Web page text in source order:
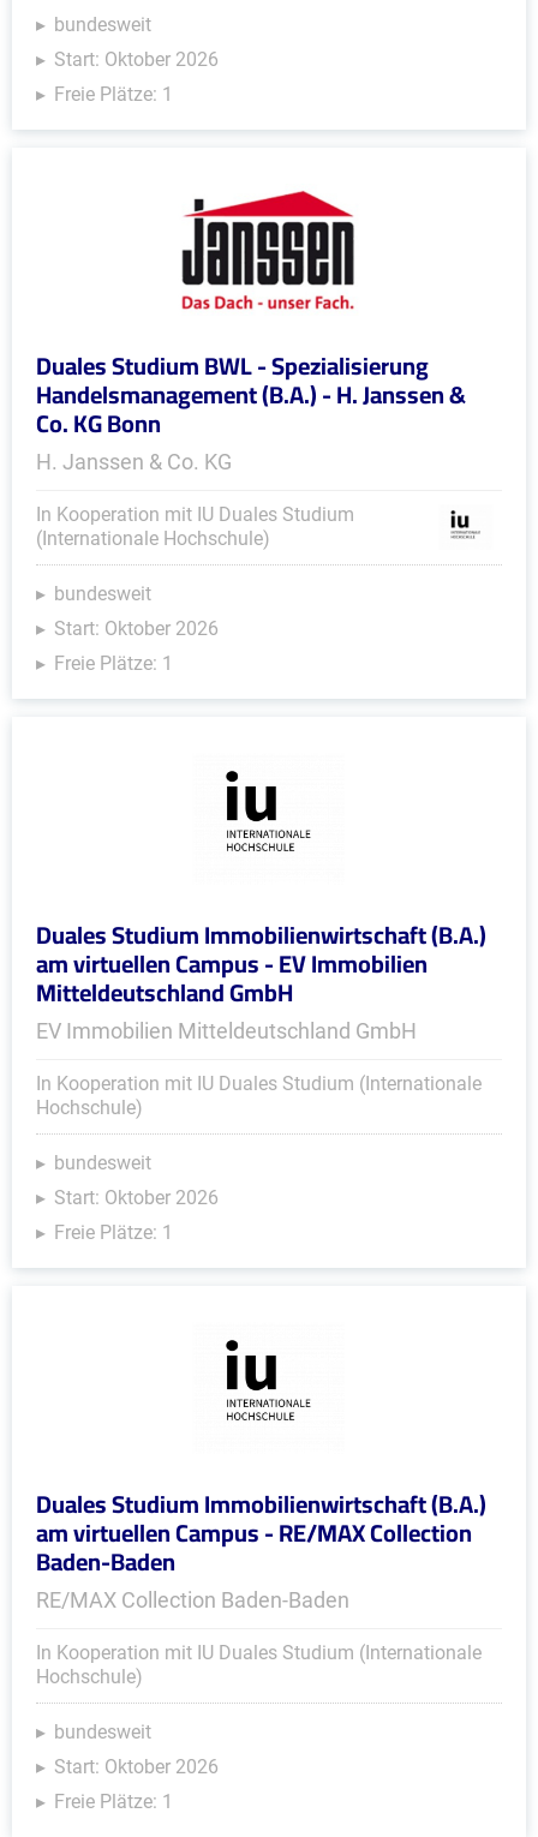
bundesweit
Start: Oktober 2026
Freie Plätze: 1
Duales Studium BWL - Spezialisierung
Handelsmanagement (B.A.) - H. Janssen &
Co. KG Bonn
H. Janssen & Co. KG
In Kooperation mit IU Duales Studium
(Internationale Hochschule)
bundesweit
Start: Oktober 2026
Freie Plätze: 1
Duales Studium Immobilienwirtschaft (B.A.)
am virtuellen Campus - EV Immobilien
Mitteldeutschland GmbH
EV Immobilien Mitteldeutschland GmbH
In Kooperation mit IU Duales Studium (Internationale
Hochschule)
bundesweit
Start: Oktober 2026
Freie Plätze: 1
Duales Studium Immobilienwirtschaft (B.A.)
am virtuellen Campus - RE/MAX Collection
Baden-Baden
RE/MAX Collection Baden-Baden
In Kooperation mit IU Duales Studium (Internationale
Hochschule)
bundesweit
Start: Oktober 2026
Freie Plätze: 1